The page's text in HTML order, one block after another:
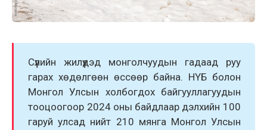
Сүүлийн жилүүдэд монголчуудын гадаад руу
гарах хөдөлгөөн өссөөр байна. НҮБ болон
Монгол Улсын холбогдох байгууллагуудын
тооцоогоор 2024 оны байдлаар дэлхийн 100
гаруй улсад нийт 210 мянга Монгол Улсын